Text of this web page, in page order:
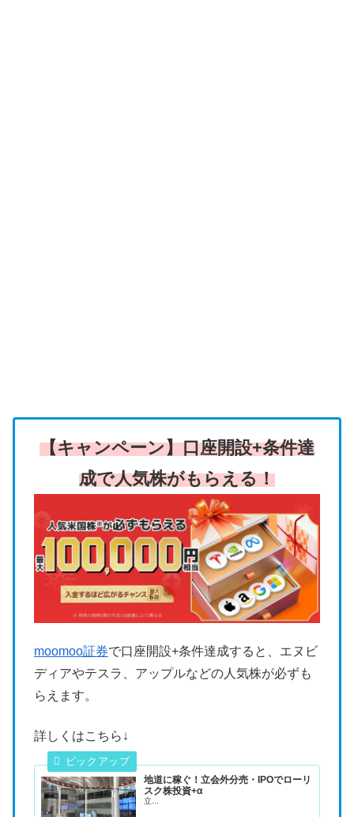
【キャンペーン】口座開設+条件達
成で人気株がもらえる！
moomoo証券で口座開設+条件達成すると、エヌビ
ディアやテスラ、アップルなどの人気株が必ずも
らえます。
詳しくはこちら↓
地道に稼ぐ！立会外分売・IPOでローリ
スク株投資+α
立...